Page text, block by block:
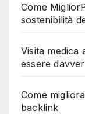
Come
sostenibilità
Visita medica
essere
Come
backlink